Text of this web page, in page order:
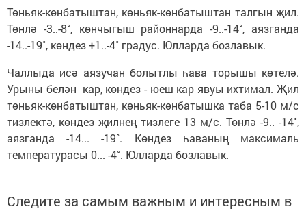
Төньяк-көнбатыштан, көньяк-көнбатыштан талгын җил.
Төнлә -3..-8˚, көнчыгыш районнарда -9..-14˚, аязганда
-14..-19˚, көндез +1..-4˚ градус. Юлларда бозлавык.
Чаллыда исә аязучан болытлы һава торышы көтелә.
Урыны белән кар, көндез - юеш кар явуы ихтимал. Җил
төньяк-көнбатыштан, көньяк-көнбатышка таба 5-10 м/с
тизлектә, көндез җилнең тизлеге 13 м/с. Төнлә -9.. -14˚,
аязганда -14... -19˚. Көндез һаваның максималь
температурасы 0... -4˚. Юлларда бозлавык.
Следите за самым важным и интересным в